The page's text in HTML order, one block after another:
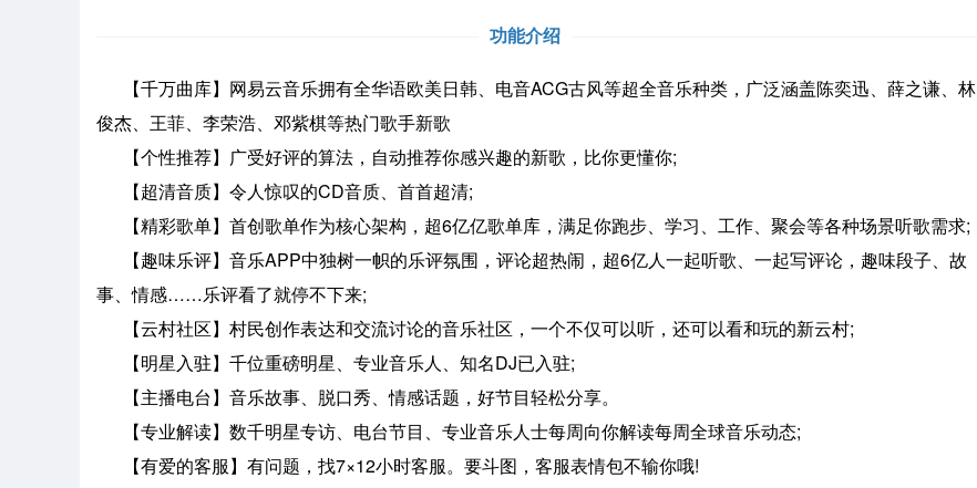
功能介绍
【千万曲库】 网易云音乐拥有全华语欧美日韩、电音ACG古风等超全音乐种类，广泛涵盖陈奕迅、薛之谦、林
俊杰、王菲、李荣浩、邓紫棋等热门歌手新歌
【个性推荐】广受好评的算法，自动推荐你感兴趣的新歌，比你更懂你;
【超清音质】令人惊叹的CD音质、首首超清;
【精彩歌单】首创歌单作为核心架构，超6亿亿歌单库，满足你跑步、学习、工作、聚会等各种场景听歌需求;
【趣味乐评】音乐APP中独树一帜的乐评氛围，评论超热闹，超6亿人一起听歌、一起写评论，趣味段子、故
事、情感……乐评看了就停不下来;
【云村社区】村民创作表达和交流讨论的音乐社区，一个不仅可以听，还可以看和玩的新云村;
【明星入驻】千位重磅明星、专业音乐人、知名DJ已入驻;
【主播电台】音乐故事、脱口秀、情感话题，好节目轻松分享。
【专业解读】数千明星专访、电台节目、专业音乐人士每周向你解读每周全球音乐动态;
【有爱的客服】有问题，找7×12小时客服。要斗图，客服表情包不输你哦!